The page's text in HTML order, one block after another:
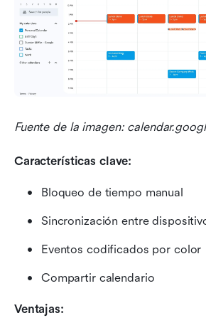
Fuente de la imagen:
Características clave:
Bloqueo de tiempo manual
Sincronización entre
Eventos codificados por color
Compartir calendario
Ventajas: